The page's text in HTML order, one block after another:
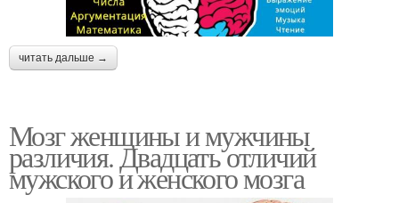
читать дальше →
Мозг женщины и мужчины
различия. Двадцать отличий
мужского и женского мозга